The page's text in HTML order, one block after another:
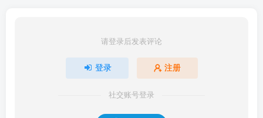
请登录后发表评论
登录 注册
社交账号登录